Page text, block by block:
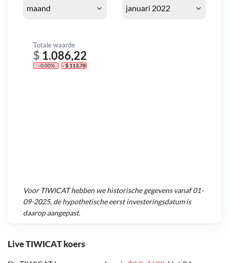
Live TIWICAT koers
Totale waarde
$ 1.086,22
- 0,00% - $ 113,78
Voor TIWICAThebben we historische gegevens vanaf01-
09-2025, de hypothetische eerst investeringsdatum is
daarop aangepast.